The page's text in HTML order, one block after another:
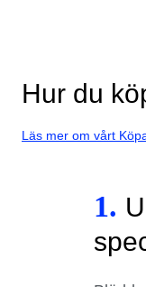
Hur du
Läs mer om vårt
1.